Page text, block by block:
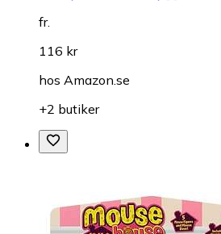
fr.
116 kr
hos Amazon.se
+2 butiker